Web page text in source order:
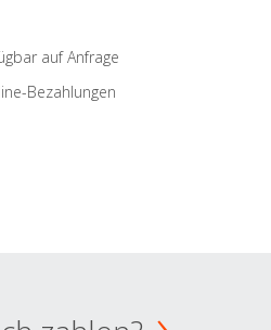
auf Anfrage
Bezahlungen